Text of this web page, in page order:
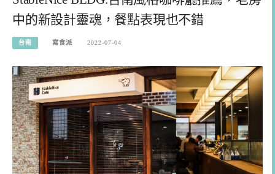
中的新設計靈魂，餐點表現也不錯
台南 寫食派 2022-07-04